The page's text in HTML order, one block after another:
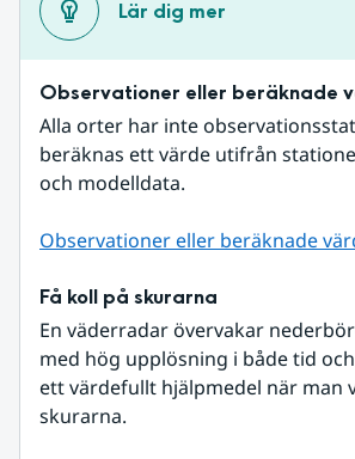
Lär dig mer
Observationer eller beräknade
Alla orter har inte
beräknas ett värde utifrån
och modelldata.
Observationer eller beräknade
Få koll på skurarna
En väderradar övervakar
med hög upplösning i både tid
ett värdefullt hjälpmedel när man
skurarna.